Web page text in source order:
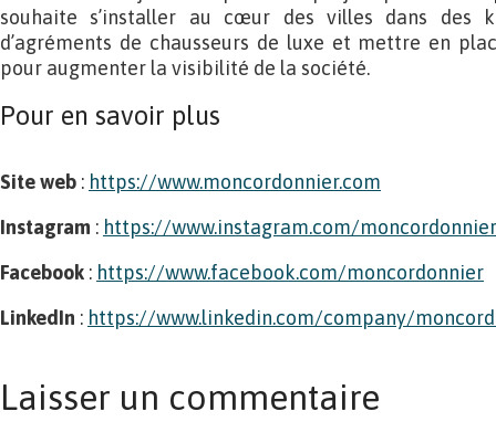
souhaite s’installer au cœur des villes dans des
d’agréments de chausseurs de luxe et mettre en
pour augmenter la visibilité de la société.
Pour en savoir plus
Site web : https://www.moncordonnier.com
Instagram : https://www.instagram.com/
Facebook : https://www.facebook.com/moncordonnier
LinkedIn : https://www.linkedin.com/company/
Laisser un commentaire